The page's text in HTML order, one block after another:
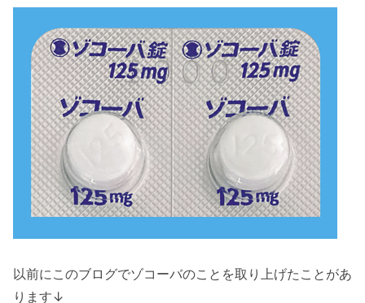
以前にこのブログでゾコーバのことを取り上げたことがあ
ります↓